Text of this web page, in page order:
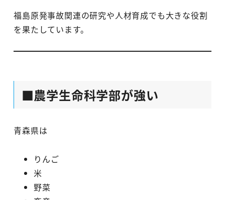
福島原発事故関連の研究や人材育成でも大きな役割
を果たしています。
■農学生命科学部が強い
青森県は
りんご
米
野菜